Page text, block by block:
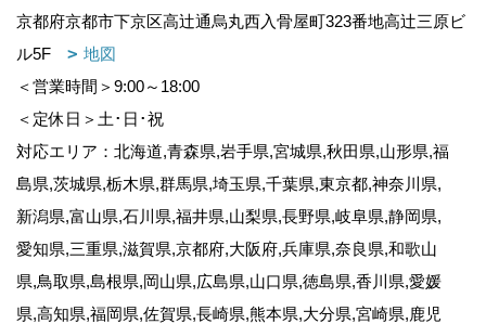
京都府京都市下京区高辻通烏丸西入骨屋町323番地高辻三原ビ
ル5F
地図
＜営業時間＞9:00～18:00
＜定休日＞土･日･祝
対応エリア：北海道,青森県,岩手県,宮城県,秋田県,山形県,福
島県,茨城県,栃木県,群馬県,埼玉県,千葉県,東京都,神奈川県,
新潟県,富山県,石川県,福井県,山梨県,長野県,岐阜県,静岡県,
愛知県,三重県,滋賀県,京都府,大阪府,兵庫県,奈良県,和歌山
県,鳥取県,島根県,岡山県,広島県,山口県,徳島県,香川県,愛媛
県,高知県,福岡県,佐賀県,長崎県,熊本県,大分県,宮崎県,鹿児